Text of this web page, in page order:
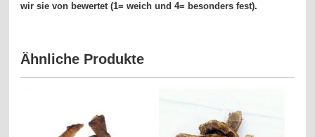
wir sie von bewertet (1= weich und 4= besonders fest).
Ähnliche Produkte